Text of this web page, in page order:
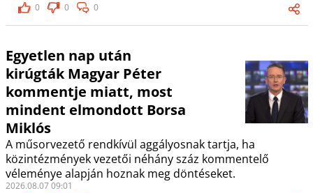
0
0 0
Egyetlen nap után
kirúgták Magyar Péter
kommentje miatt, most
mindent elmondott Borsa
Miklós
A műsorvezető rendkívül aggályosnak tartja, ha
közintézmények vezetői néhány száz kommentelő
véleménye alapján hoznak meg döntéseket.
2026.08.07 09:01